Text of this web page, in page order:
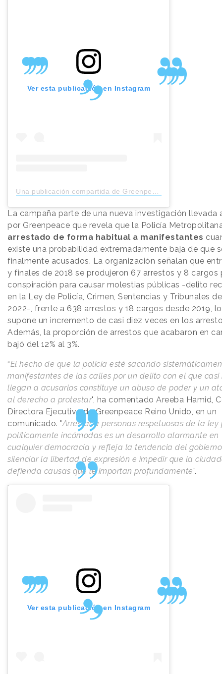
Ver esta publicación en Instagram
Una publicación compartida de Greenpeace UK (@greenpeaceuk)
La campaña parte de una nueva investigación llevada
por Greenpeace que revela que la Policía
arrestado de forma habitual a manifestantes
existe una probabilidad extremadamente baja de que
finalmente acusados. La organización señalan que
y finales de 2018 se produjeron 67 arrestos y 8 cargos
conspiración para causar molestias públicas -delito
en la Ley de Policía, Crimen, Sentencias y Tribunales de
2022-, frente a 638 arrestos y 18 cargos desde 2019,
supone un incremento de casi diez veces en los
Además, la proporción de arrestos que acabaron en
bajó del 12% al 3%.
“El hecho de que la policía esté sacando
manifestantes de las calles por un delito con el que casi
llegan a acusarlos constituye un abuso de poder y un
al derecho a protestar", ha comentado Areeba Hamid,
Directora Ejecutiva de Greenpeace Reino Unido, en un
comunicado. "Arrestar a personas respetuosas de la ley
políticamente incómodas es un desarrollo alarmante en
cualquier democracia y refleja la tendencia del
silenciar la libertad de expresión e impedir que la
defienda causas que le importan profundamente”.
Ver esta publicación en Instagram